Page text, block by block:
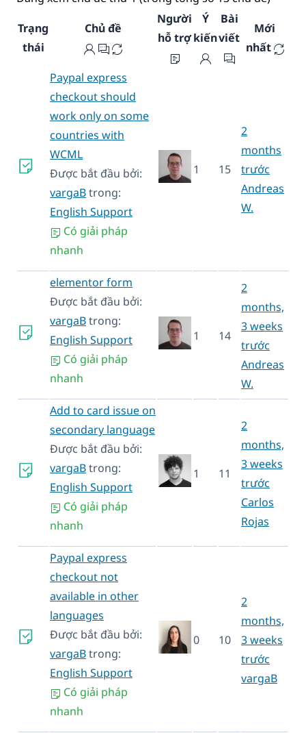
Trạng
thái
Chủ đề
Người
hỗ trợ
Ý
kiến
Bài
viết
Mới
nhất
Paypal express
checkout should
work only on some
countries with
WCML
Được bắt đầu bởi:
vargaBtrong:
English Support
Có giải pháp
nhanh
1 15
2
months
trước
Andreas
W.
elementor form
Được bắt đầu bởi:
vargaBtrong:
English Support
Có giải pháp
nhanh
1 14
2
months,
3 weeks
trước
Andreas
W.
Add to card issue on
secondary language
Được bắt đầu bởi:
vargaBtrong:
English Support
Có giải pháp
nhanh
1 11
2
months,
3 weeks
trước
Carlos
Rojas
Paypal express
checkout not
available in other
languages
Được bắt đầu bởi:
vargaBtrong:
English Support
Có giải pháp
nhanh
0 10
2
months,
3 weeks
trước
vargaB